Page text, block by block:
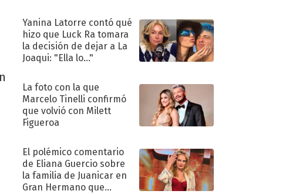
Yanina Latorre contó qué
hizo que Luck Ra tomara
la decisión de dejar a La
Joaqui: "Ella lo..."
La foto con la que
Marcelo Tinelli confirmó
que volvió con Milett
Figueroa
El polémico comentario
de Eliana Guercio sobre
la familia de Juanicar en
Gran Hermano que